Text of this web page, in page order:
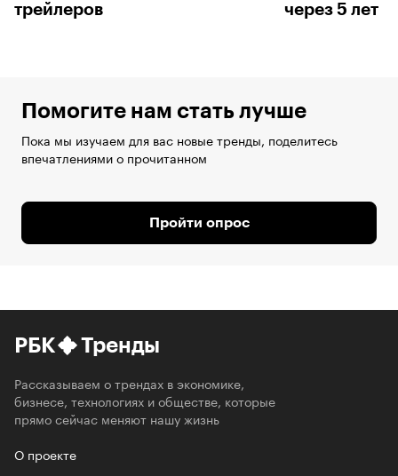
трейлеров
через 5 лет
Помогите нам стать лучше
Пока мы изучаем для вас новые тренды, поделитесь
впечатлениями о прочитанном
Пройти опрос
РБК Тренды
Рассказываем о трендах в экономике,
бизнесе, технологиях и обществе, которые
прямо сейчас меняют нашу жизнь
О проекте